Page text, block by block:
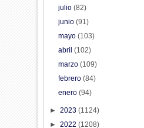
julio (82)
junio (91)
mayo (103)
abril (102)
marzo (109)
febrero (84)
enero (94)
►2023(1124)
►2022(1208)